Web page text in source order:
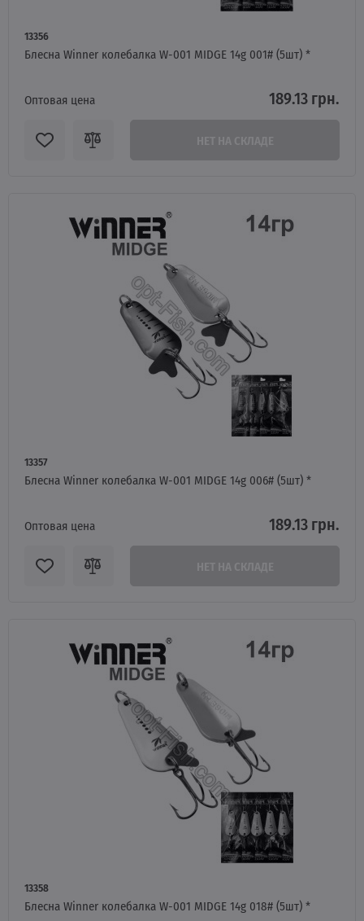
13356
Блесна Winner колебалка W-001 MIDGE 14g 001# (5шт) *
Оптовая цена 189.13 грн.
13357
Блесна Winner колебалка W-001 MIDGE 14g 006# (5шт) *
Оптовая цена 189.13 грн.
13358
Блесна Winner колебалка W-001 MIDGE 14g 018# (5шт) *